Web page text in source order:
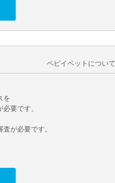
ペピイベットについて
を
要です。
が必要です。